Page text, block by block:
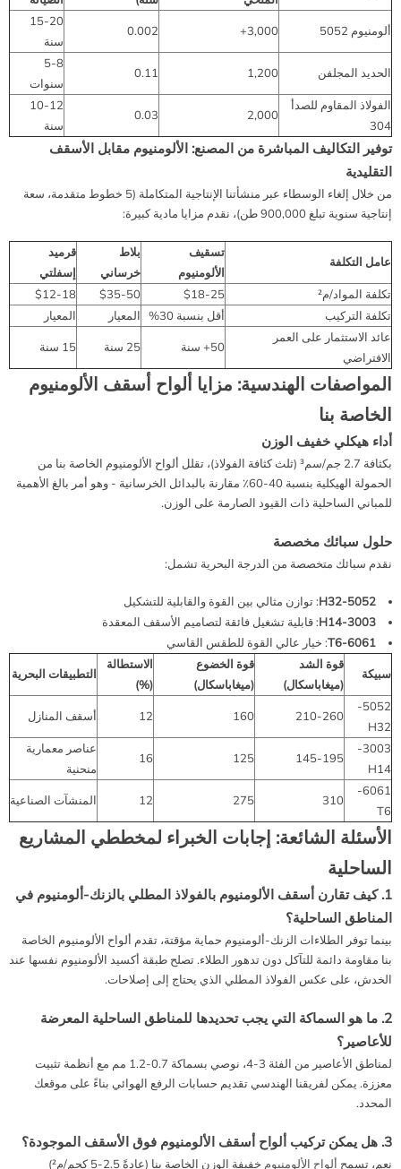
ألومنيوم 5052 3,000+
0.002
15-20
سنة
الحديد المجلفن 1,200
0.11
5-8
سنوات
الفولاذ المقاوم للصدأ
304
2,000
0.03
10-12
سنة
توفير التكاليف المباشرة من المصنع: الألومنيوم مقابل الأسقف
التقليدية
من خلال إلغاء الوسطاء عبر منشأتنا الإنتاجية المتكاملة (5 خطوط متقدمة، سعة
إنتاجية سنوية تبلغ 900,000 طن)، نقدم مزايا مادية كبيرة:
عامل التكلفة
تسقيف
الألومنيوم
بلاط
خرساني
قرميد
إسفلتي
تكلفة المواد/م²
$18-25
$35-50
$12-18
تكلفة التركيب
أقل بنسبة 30% المعيار
المعيار
عائد الاستثمار على العمر
الافتراضي
50+ سنة 25 سنة 15 سنة
المواصفات الهندسية: مزايا ألواح أسقف الألومنيوم
الخاصة بنا
أداء هيكلي خفيف الوزن
بكثافة 2.7 جم/سم³ (ثلث كثافة الفولاذ)، تقلل ألواح الألومنيوم الخاصة بنا من
الحمولة الهيكلية بنسبة 40-60٪ مقارنة بالبدائل الخرسانية - وهو أمر بالغ الأهمية
للمباني الساحلية ذات القيود الصارمة على الوزن.
حلول سبائك مخصصة
نقدم سبائك متخصصة من الدرجة البحرية تشمل:
5052-H32
: توازن مثالي بين القوة والقابلية للتشكيل
3003-H14
: قابلية تشغيل فائقة لتصاميم الأسقف المعقدة
6061-T6
: خيار عالي القوة للطقس القاسي
سبيكة
قوة الشد
(ميغاباسكال)
قوة الخضوع
(ميغاباسكال)
الاستطالة
(%)
التطبيقات البحرية
5052-
H32
210-260
160
12 أسقف المنازل
3003-
H14
145-195
125
16
عناصر معمارية
منحنية
6061-
T6
310
275
12 المنشآت الصناعية
الأسئلة الشائعة: إجابات الخبراء لمخططي المشاريع
الساحلية
1. كيف تقارن أسقف الألومنيوم بالفولاذ المطلي بالزنك-ألومنيوم في
المناطق الساحلية؟
بينما توفر الطلاءات الزنك-ألومنيوم حماية مؤقتة، تقدم ألواح الألومنيوم الخاصة
بنا مقاومة دائمة للتآكل دون تدهور الطلاء. تصلح طبقة أكسيد الألومنيوم نفسها عند
الخدش، على عكس الفولاذ المطلي الذي يحتاج إلى إصلاحات.
2. ما هو السماكة التي يجب تحديدها للمناطق الساحلية المعرضة
للأعاصير؟
لمناطق الأعاصير من الفئة 3-4، نوصي بسماكة 0.7-1.2 مم مع أنظمة تثبيت
معززة. يمكن لفريقنا الهندسي تقديم حسابات الرفع الهوائي بناءً على موقعك
المحدد.
3. هل يمكن تركيب ألواح أسقف الألومنيوم فوق الأسقف الموجودة؟
نعم، تسمح ألواح الألومنيوم
خفيفة الوزن الخاصة بنا (عادةً 2.5-5 كجم/م²)